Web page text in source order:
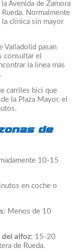
Avenida de Zamora
Normalmente
la clínica sin mayor
Valladolid pasan
consultar el
la línea más
carriles bici que
la Plaza Mayor, el
de
10-15
en coche o
Menos de 10
del alfoz: 15-20
de Rueda.